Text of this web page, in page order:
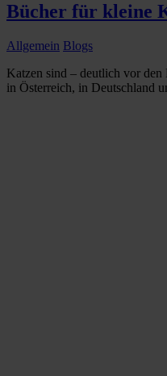
Bücher für kleine
Allgemein Blogs
Katzen sind – deutlich vor den
in Österreich, in Deutschland